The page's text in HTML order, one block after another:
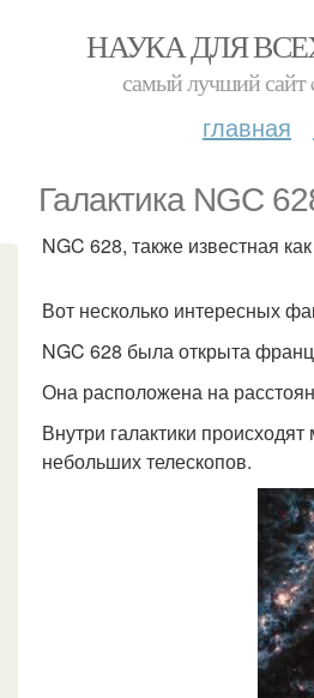
НАУКА ДЛЯ
самый лучший сайт
главная
Галактика NGC
NGC 628, также известная
Вот несколько интересных
NGC 628 была открыта
Она расположена на
Внутри галактики
небольших телескопов.